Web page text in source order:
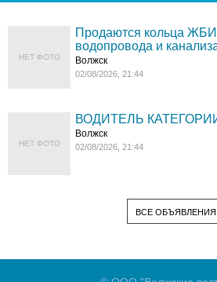
НЕТ ФОТО
Продаются кольца
водопровода и
Волжск
02/08/2026, 21:44
НЕТ ФОТО
ВОДИТЕЛЬ
Волжск
02/08/2026, 21:44
ВСЕ ОБЪЯВЛЕНИЯ